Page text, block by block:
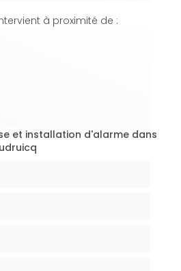
à proximité de :
et installation d'alarme dans